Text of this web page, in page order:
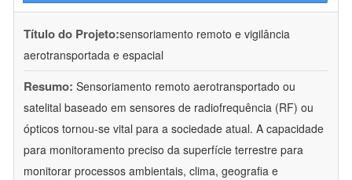
Título do Projeto:sensoriamento remoto e vigilância
aerotransportada e espacial
Resumo: Sensoriamento remoto aerotransportado ou
satelital baseado em sensores de radiofrequência (RF) ou
ópticos tornou-se vital para a sociedade atual. A capacidade
para monitoramento preciso da superfície terrestre para
monitorar processos ambientais, clima, geografia e